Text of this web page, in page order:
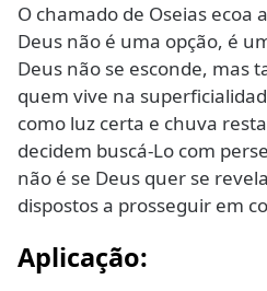
O chamado de Oseias ecoa
Deus não é uma opção, é
Deus não se esconde, mas
quem vive na
como luz certa e chuva
decidem buscá-Lo com
não é se Deus quer se
dispostos a prosseguir em
Aplicação: